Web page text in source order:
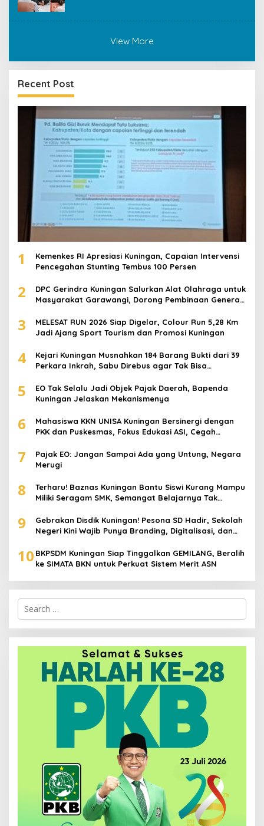
View More
Recent Post
1
Kemenkes RI Apresiasi Kuningan, Capaian Intervensi
Pencegahan Stunting Tembus 100 Persen
2
DPC Gerindra Kuningan Salurkan Alat Olahraga untuk
Masyarakat Garawangi, Dorong Pembinaan Generasi
3
MELESAT RUN 2026 Siap Digelar, Colour Run 5,28 Km
Jadi Ajang Sport Tourism dan Promosi Kuningan
4
Kejari Kuningan Musnahkan 184 Barang Bukti dari 39
Perkara Inkrah, Sabu Direbus agar Tak Bisa
5
EO Tak Selalu Jadi Objek Pajak Daerah, Bapenda
Kuningan Jelaskan Mekanismenya
6
Mahasiswa KKN UNISA Kuningan Bersinergi dengan
PKK dan Puskesmas, Fokus Edukasi ASI, Cegah
7
Pajak EO: Jangan Sampai Ada yang Untung, Negara
Merugi
8
Terharu! Baznas Kuningan Bantu Siswi Kurang Mampu
Miliki Seragam SMK, Semangat Belajarnya Tak
9
Gebrakan Disdik Kuningan! Pesona SD Hadir, Sekolah
Negeri Kini Wajib Punya Branding, Digitalisasi, dan
10 BKPSDM Kuningan Siap Tinggalkan GEMILANG, Beralih
ke SIMATA BKN untuk Perkuat Sistem Merit ASN
Search
for: